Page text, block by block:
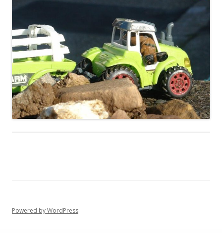
Powered by WordPress